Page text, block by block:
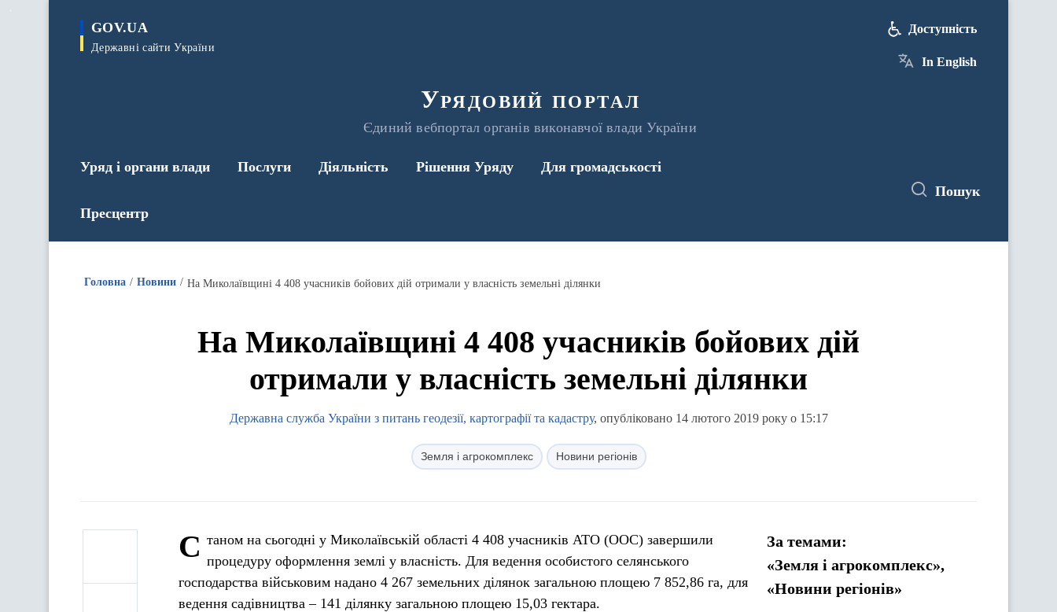
GOV.UA
Державні сайти України
Урядовий портал
Єдиний вебпортал органів виконавчої влади України
Доступність
In English
Уряд і органи влади Послуги Діяльність Рішення Уряду Для громадськості
Пресцентр
Пошук
Головна Новини На Миколаївщині 4 408 учасників бойових дій отримали у власність земельні ділянки
На Миколаївщині 4 408 учасників бойових дій
отримали у власність земельні ділянки
Державна служба України з питань геодезії, картографії та кадастру, опубліковано 14 лютого 2019 року о 15:17
Земля і агрокомплекс Новини регіонів
С таном на сьогодні у Миколаївській області 4 408 учасників АТО (ООС) завершили
процедуру оформлення землі у власність. Для ведення особистого селянського
господарства військовим надано 4 267 земельних ділянок загальною площею 7 852,86 га, для
ведення садівництва – 141 ділянку загальною площею 15,03 гектара.
За темами:
«Земля і агрокомплекс»,
«Новини регіонів»